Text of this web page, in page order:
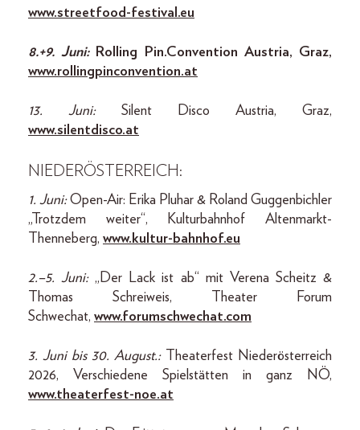
www.streetfood-festival.eu
8.+9. Juni: Rolling Pin.Convention Austria, Graz,
www.rollingpinconvention.at
13. Juni: Silent Disco Austria, Graz,
www.silentdisco.at
NIEDERÖSTERREICH:
1. Juni:Open-Air: Erika Pluhar & Roland Guggenbichler
„Trotzdem weiter“, Kulturbahnhof Altenmarkt-
Thenneberg, www.kultur-bahnhof.eu
2.–5. Juni:„Der Lack ist ab“ mit Verena Scheitz &
Thomas Schreiweis, Theater Forum
Schwechat, www.forumschwechat.com
3. Juni bis 30. August.:
Theaterfest Niederösterreich
2026, Verschiedene Spielstätten in ganz NÖ,
www.theaterfest-noe.at